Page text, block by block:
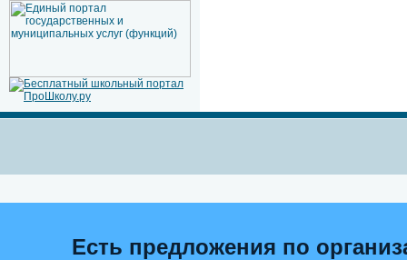
Есть предложения по